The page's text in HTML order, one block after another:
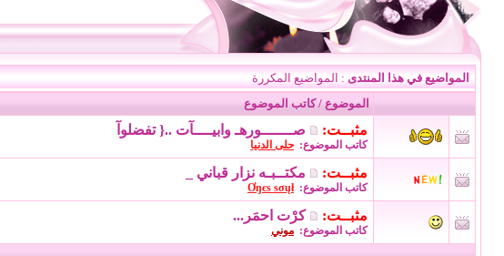
المواضيع في هذا المنتدى : المواضيع المكررة
الموضوع /كاتب الموضوع
مثبــت: صـــــــورهـ وابيــــآت ..{ تفضلوآ
كاتب الموضوع: حلى الدنيا
مثبــت: مكتــبـه نزار قباني _
كاتب الموضوع:Ơŋєѕ ѕσųł
مثبــت: كرْت احمَر...
كاتب الموضوع: موني